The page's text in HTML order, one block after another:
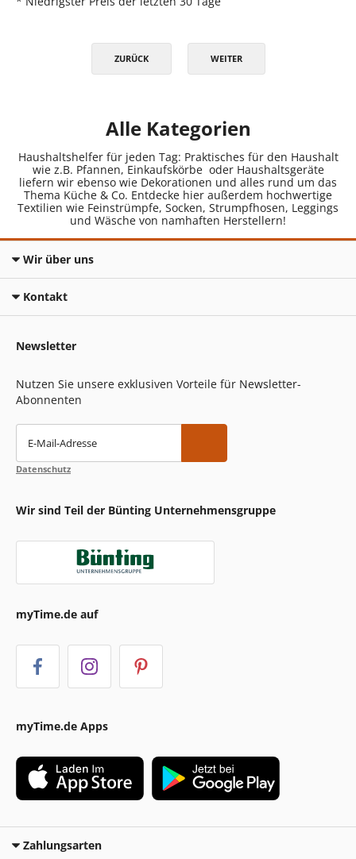
ZURÜCK WEITER
Alle Kategorien
Haushaltshelfer für jeden Tag: Praktisches für den Haushalt
wie z.B. Pfannen, Einkaufskörbe oder Haushaltsgeräte
liefern wir ebenso wie Dekorationen und alles rund um das
Thema Küche & Co. Entdecke hier außerdem hochwertige
Textilien wie Feinstrümpfe, Socken, Strumpfhosen, Leggings
und Wäsche von namhaften Herstellern!
Wir über uns
Kontakt
Newsletter
Nutzen Sie unsere exklusiven Vorteile für Newsletter-
Abonnenten
E-Mail-Adresse
Datenschutz
Wir sind Teil der Bünting Unternehmensgruppe
myTime.de auf
myTime.de Apps
Zahlungsarten